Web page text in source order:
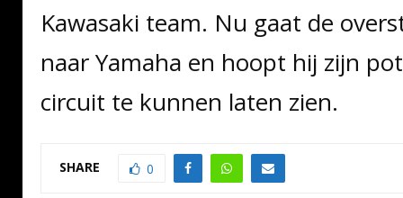
Kawasaki team. Nu gaat de
naar Yamaha en hoopt hij zijn
circuit te kunnen laten zien.
SHARE 0